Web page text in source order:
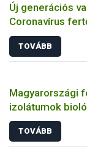
Új generációs
Coronavírus
TOVÁBB
Magyarországi
izolátumok
állatkísérletes
TOVÁBB